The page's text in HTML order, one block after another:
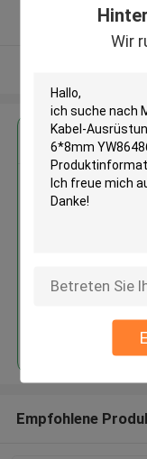
Wir
Erhalten
Empfohlene